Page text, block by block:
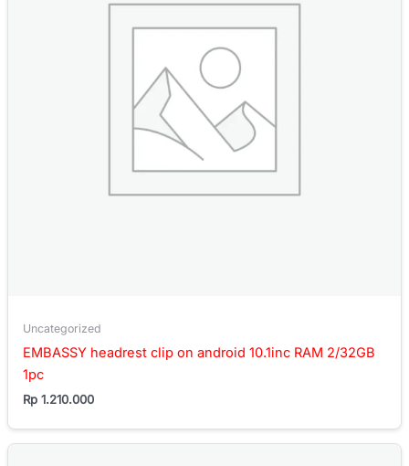
Uncategorized
EMBASSY headrest clip on android 10.1inc RAM 2/32GB
1pc
Rp 1.210.000